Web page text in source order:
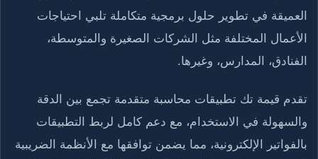
العميقة في تطوير حلول برمجية متكاملة تلبي احتياجات
الأعمال المختلفة مثل الشركات الصغيرة والمتوسطة،
الفنادق، المدارس، وغيرها.
تقدم قيمة تك تطبيقات محاسبة متقدمة تجمع بين الدقة
والسهولة في الاستخدام، مع دعم كامل لربط التطبيقات
بالفواتير الإلكترونية، مما يضمن توافقها مع الأنظمة الضريبية